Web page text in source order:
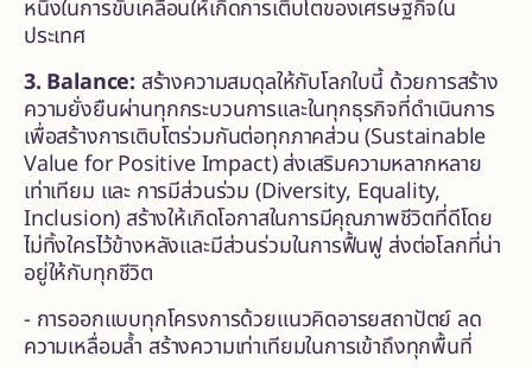
หนึ่งในการขับเคลื่อนให้เกิดการเติบโตของเศรษฐกิจใน
ประเทศ
3. Balance: สร้างความสมดุลให้กับโลกใบนี้ ด้วยการสร้าง
ความยั่งยืนผ่านทุกกระบวนการและในทุกธุรกิจที่ดำเนินการ
เพื่อสร้างการเติบโตร่วมกันต่อทุกภาคส่วน (Sustainable
Value for Positive Impact) ส่งเสริมความหลากหลาย
เท่าเทียม และ การมีส่วนร่วม (Diversity, Equality,
Inclusion) สร้างให้เกิดโอกาสในการมีคุณภาพชีวิตที่ดีโดย
ไม่ทิ้งใครไว้ข้างหลังและมีส่วนร่วมในการฟื้นฟู ส่งต่อโลกที่น่า
อยู่ให้กับทุกชีวิต
- การออกแบบทุกโครงการด้วยแนวคิดอารยสถาปัตย์ ลด
ความเหลื่อมล้ำ สร้างความเท่าเทียมในการเข้าถึงทุกพื้นที่